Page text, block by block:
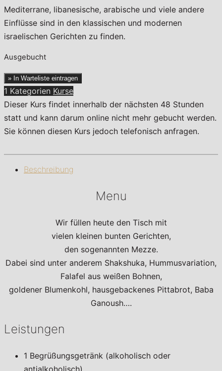
Mediterrane, libanesische, arabische und viele andere
Einflüsse sind in den klassischen und modernen
israelischen Gerichten zu finden.
Ausgebucht
» In Warteliste eintragen
1 Kategorien Kurse
Dieser Kurs findet innerhalb der nächsten 48 Stunden
statt und kann darum online nicht mehr gebucht werden.
Sie können diesen Kurs jedoch telefonisch anfragen.
Beschreibung
Menu
Wir füllen heute den Tisch mit
vielen kleinen bunten Gerichten,
den sogenannten Mezze.
Dabei sind unter anderem Shakshuka, Hummusvariation,
Falafel aus weißen Bohnen,
goldener Blumenkohl, hausgebackenes Pittabrot, Baba
Ganoush….
Leistungen
1 Begrüßungsgetränk (alkoholisch oder